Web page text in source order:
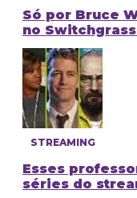
Só por Bruce
no
STREAMING
Esses
séries do